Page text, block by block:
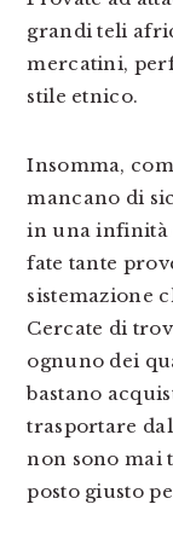
grandi teli
mercatini,
stile etnico.
Insomma,
mancano di
in una infinità
fate tante
sistemazione
Cercate di
ognuno dei
bastano
trasportare
non sono mai
posto giusto